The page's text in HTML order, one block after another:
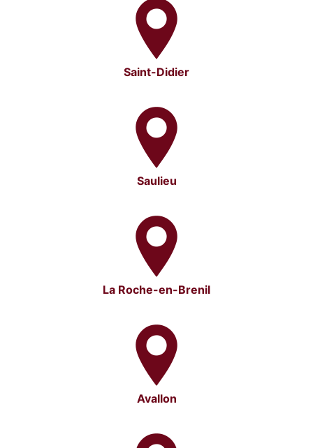
Saint-Didier
Saulieu
La Roche-en-Brenil
Avallon